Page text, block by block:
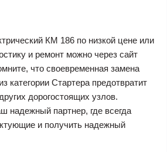
КМ 186 по низкой цене или
и ремонт можно через сайт
что своевременная замена
категории Стартера предотвратит
дорогостоящих узлов.
надежный партнер, где всегда
и получить надежный